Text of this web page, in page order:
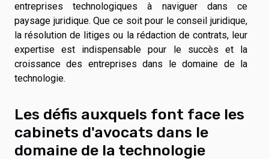
entreprises technologiques à naviguer dans ce
paysage juridique. Que ce soit pour le conseil juridique,
la résolution de litiges ou la rédaction de contrats, leur
expertise est indispensable pour le succès et la
croissance des entreprises dans le domaine de la
technologie.
Les défis auxquels font face les
cabinets d'avocats dans le
domaine de la technologie